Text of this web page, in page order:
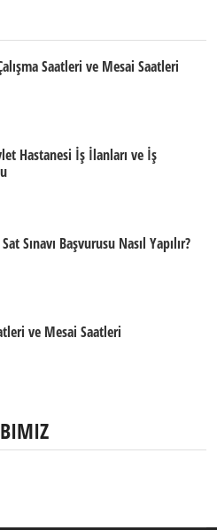
Saatleri ve Mesai Saatleri
Hastanesi İş İlanları ve İş
Sınavı Başvurusu Nasıl Yapılır?
ve Mesai Saatleri